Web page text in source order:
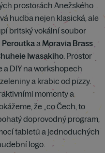
prostorách Anežského
hudba nejen klasická, ale
britský vokální soubor
PeroutkaaMoravia Brass
Iwasakiho. Prostor
DIY na workshopech
a krabic od pizzy.
momenty a
že „co Čech, to
doprovodný program,
tabletů a jednoduchých
logo.